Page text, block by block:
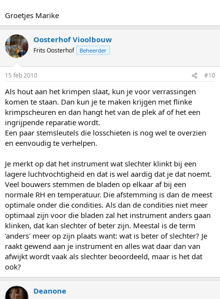
Groetjes Marike
Oosterhof Vioolbouw
Frits Oosterhof Beheerder
15 feb 2010 #10
Als hout aan het krimpen slaat, kun je voor verrassingen
komen te staan. Dan kun je te maken krijgen met flinke
krimpscheuren en dan hangt het van de plek af of het een
ingrijpende reparatie wordt.
Een paar stemsleutels die losschieten is nog wel te overzien
en eenvoudig te verhelpen.
Je merkt op dat het instrument wat slechter klinkt bij een
lagere luchtvochtigheid en dat is wel aardig dat je dat noemt.
Veel bouwers stemmen de bladen op elkaar af bij een
normale RH en temperatuur. Die afstemming is dan de meest
optimale onder die condities. Als dan de condities niet meer
optimaal zijn voor die bladen zal het instrument anders gaan
klinken, dat kan slechter of beter zijn. Meestal is de term
'anders' meer op zijn plaats want: wat is beter of slechter? Je
raakt gewend aan je instrument en alles wat daar dan van
afwijkt wordt vaak als slechter beoordeeld, maar is het dat
ook?
Deanone